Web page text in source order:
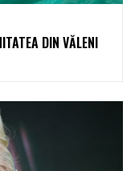
DIN VĂLENI